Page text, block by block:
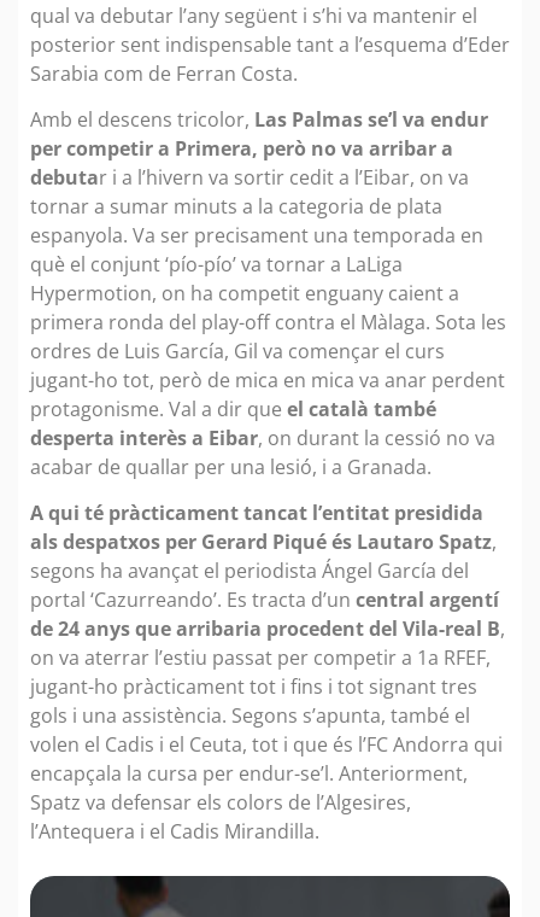
qual va debutar l’any següent i s’hi va mantenir el
posterior sent indispensable tant a l’esquema d’Eder
Sarabia com de Ferran Costa.
Amb el descens tricolor, Las Palmas se’l va endur
per competir a Primera, però no va arribar a
debutar i a l’hivern va sortir cedit a l’Eibar, on va
tornar a sumar minuts a la categoria de plata
espanyola. Va ser precisament una temporada en
què el conjunt ‘pío-pío’ va tornar a LaLiga
Hypermotion, on ha competit enguany caient a
primera ronda del play-off contra el Màlaga. Sota les
ordres de Luis García, Gil va començar el curs
jugant-ho tot, però de mica en mica va anar perdent
protagonisme. Val a dir que el català també
desperta interès a Eibar, on durant la cessió no va
acabar de quallar per una lesió, i a Granada.
A qui té pràcticament tancat l’entitat presidida
als despatxos per Gerard Piqué és Lautaro Spatz,
segons ha avançat el periodista Ángel García del
portal ‘Cazurreando’. Es tracta d’un central argentí
de 24 anys que arribaria procedent del Vila-real B,
on va aterrar l’estiu passat per competir a 1a RFEF,
jugant-ho pràcticament tot i fins i tot signant tres
gols i una assistència. Segons s’apunta, també el
volen el Cadis i el Ceuta, tot i que és l’FC Andorra qui
encapçala la cursa per endur-se’l. Anteriorment,
Spatz va defensar els colors de l’Algesires,
l’Antequera i el Cadis Mirandilla.